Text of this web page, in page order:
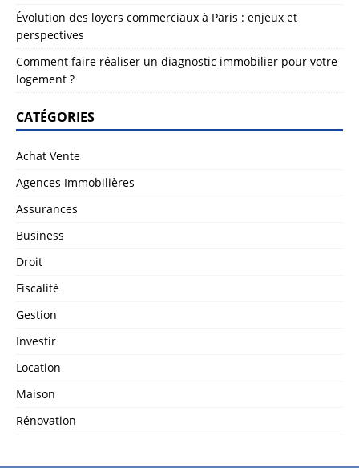
Évolution des loyers commerciaux à Paris : enjeux et
perspectives
Comment faire réaliser un diagnostic immobilier pour votre
logement ?
CATÉGORIES
Achat Vente
Agences Immobilières
Assurances
Business
Droit
Fiscalité
Gestion
Investir
Location
Maison
Rénovation